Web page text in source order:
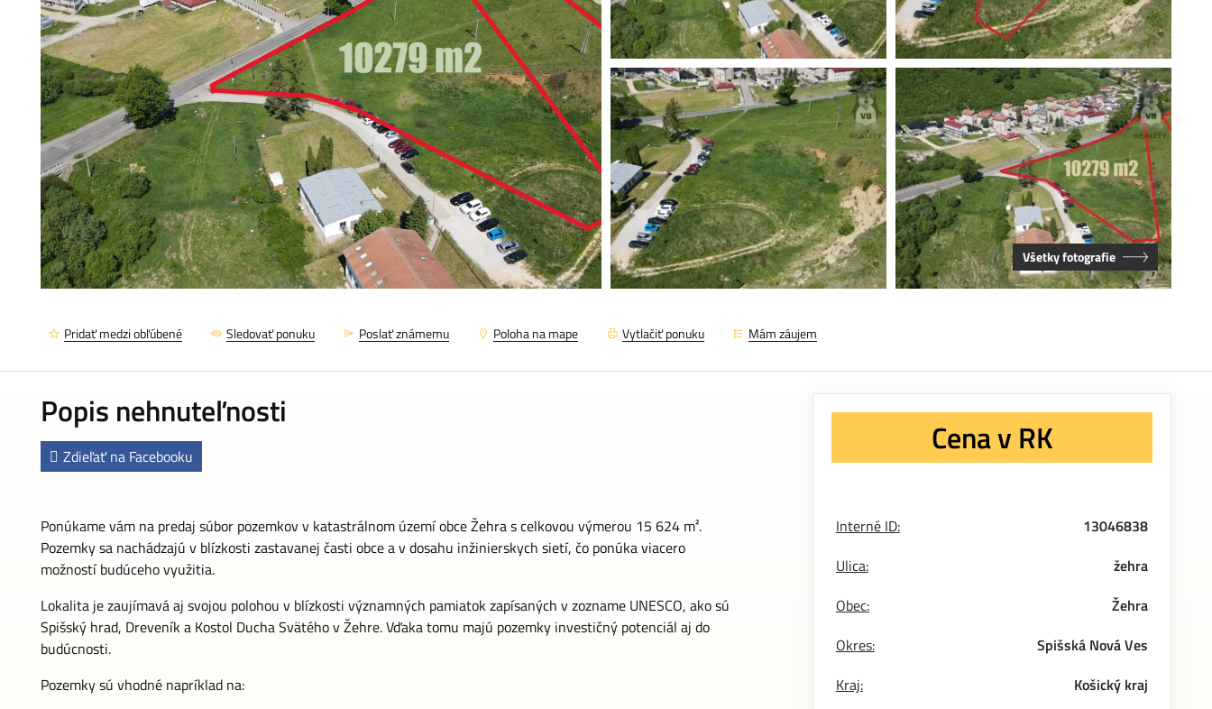
Všetky fotografie
Pridať medzi obľúbené Sledovať ponuku Poslať známemu Poloha na mape Vytlačiť ponuku Mám záujem
Popis nehnuteľnosti
Zdieľať na Facebooku
Ponúkame vám na predaj súbor pozemkov v katastrálnom území obce Žehra s celkovou výmerou 15 624 m².
Pozemky sa nachádzajú v blízkosti zastavanej časti obce a v dosahu inžinierskych sietí, čo ponúka viacero
možností budúceho využitia.
Lokalita je zaujímavá aj svojou polohou v blízkosti významných pamiatok zapísaných v zozname UNESCO, ako sú
Spišský hrad, Dreveník a Kostol Ducha Svätého v Žehre. Vďaka tomu majú pozemky investičný potenciál aj do
budúcnosti.
Pozemky sú vhodné napríklad na:
Cena v RK
Interné ID:
13046838
Ulica:
žehra
Obec:
Žehra
Okres:
Spišská Nová Ves
Kraj:
Košický kraj